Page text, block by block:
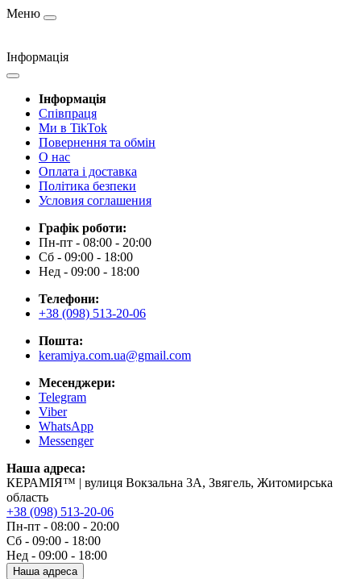
Меню
Інформація
Інформація
Cпівпраця
Ми в TikTok
Повернення та обмін
О нас
Оплата і доставка
Політика безпеки
Условия соглашения
Графік роботи:
Пн-пт - 08:00 - 20:00
Сб - 09:00 - 18:00
Нед - 09:00 - 18:00
Телефони:
+38 (098) 513-20-06
Пошта:
keramiya.com.ua@gmail.com
Месенджери:
Telegram
Viber
WhatsApp
Messenger
Наша адреса:
КЕРАМІЯ™ | вулиця Вокзальна 3А, Звягель, Житомирська
область
+38 (098) 513-20-06
Пн-пт - 08:00 - 20:00
Сб - 09:00 - 18:00
Нед - 09:00 - 18:00
Наша адреса